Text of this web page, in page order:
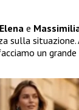
Elena e
sulla situazione.
un